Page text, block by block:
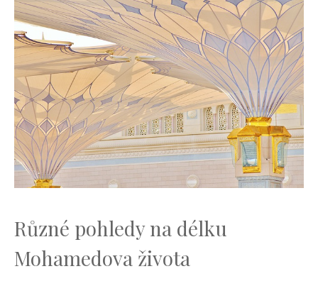
Různé pohledy na délku
Mohamedova⁢ života